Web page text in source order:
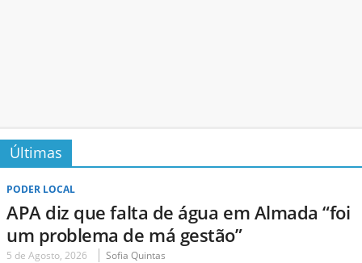
Últimas
PODER LOCAL
APA diz que falta de água em Almada “foi
um problema de má gestão”
5 de Agosto, 2026 Sofia Quintas